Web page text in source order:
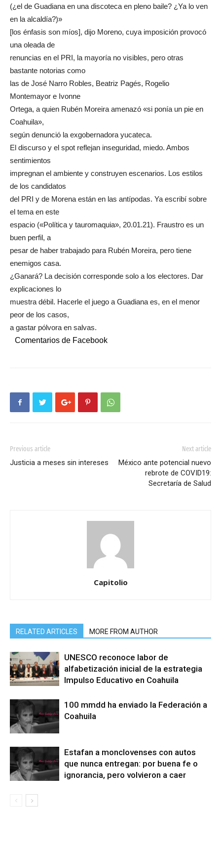
(¿el de Guadiana en una discoteca en pleno baile? ¿Ya lo ven
en la alcaldía?)»
[los énfasis son míos], dijo Moreno, cuya imposición provocó
una oleada de
renuncias en el PRI, la mayoría no visibles, pero otras
bastante notorias como
las de José Narro Robles, Beatriz Pagés, Rogelio
Montemayor e Ivonne
Ortega, a quien Rubén Moreira amenazó «si ponía un pie en
Coahuila»,
según denunció la exgobernadora yucateca.
El discurso y el spot reflejan inseguridad, miedo. Ambos
sentimientos
impregnan el ambiente y construyen escenarios. Los estilos
de los candidatos
del PRI y de Morena están en las antípodas. Ya escribí sobre
el tema en este
espacio («Política y tauromaquia», 20.01.21). Fraustro es un
buen perfil, a
pesar de haber trabajado para Rubén Moreira, pero tiene
enemigos casa.
¿Ganará? La decisión corresponde solo a los electores. Dar
explicaciones lo
muestra débil. Hacerle el juego a Guadiana es, en el menor
peor de los casos,
a gastar pólvora en salvas.
Comentarios de Facebook
Previous article
Justicia a meses sin intereses
Next article
México ante potencial nuevo
rebrote de COVID19:
Secretaría de Salud
Capitolio
RELATED ARTICLES MORE FROM AUTHOR
UNESCO reconoce labor de
alfabetización inicial de la estrategia
Impulso Educativo en Coahuila
100 mmdd ha enviado la Federación a
Coahuila
Estafan a monclovenses con autos
que nunca entregan: por buena fe o
ignorancia, pero volvieron a caer